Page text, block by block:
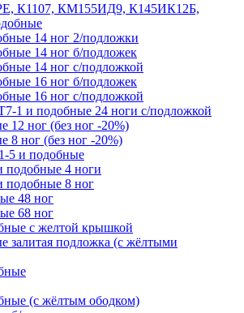
К1107, КМ155ИД9, К145ИК12Б,
14 ног 2/подложки
14 ног б/подложек
14 ног с/подложкой
16 ног б/подложек
16 ног с/подложкой
1 и подобные 24 ноги с/подложкой
12 ног (без ног -20%)
8 ног (без ног -20%)
5 и подобные
подобные 4 ноги
подобные 8 ног
48 ног
68 ног
с желтой крышкой
залитая подложка (с жёлтыми
(с жёлтым ободком)